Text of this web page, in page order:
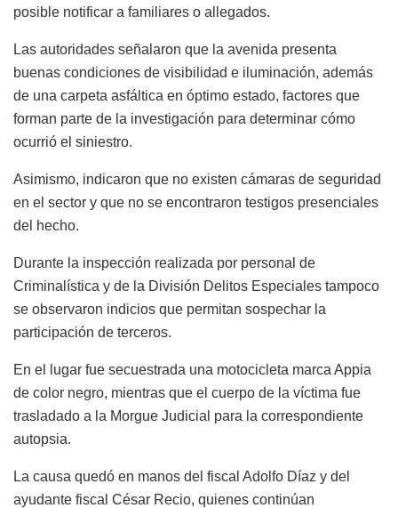
posible notificar a familiares o allegados.
Las autoridades señalaron que la avenida presenta
buenas condiciones de visibilidad e iluminación, además
de una carpeta asfáltica en óptimo estado, factores que
forman parte de la investigación para determinar cómo
ocurrió el siniestro.
Asimismo, indicaron que no existen cámaras de seguridad
en el sector y que no se encontraron testigos presenciales
del hecho.
Durante la inspección realizada por personal de
Criminalística y de la División Delitos Especiales tampoco
se observaron indicios que permitan sospechar la
participación de terceros.
En el lugar fue secuestrada una motocicleta marca Appia
de color negro, mientras que el cuerpo de la víctima fue
trasladado a la Morgue Judicial para la correspondiente
autopsia.
La causa quedó en manos del fiscal Adolfo Díaz y del
ayudante fiscal César Recio, quienes continúan